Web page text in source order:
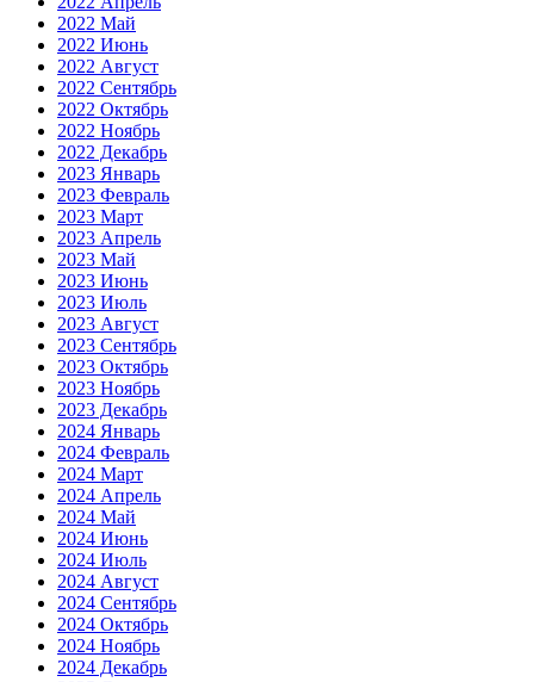
2022 Май
2022 Июнь
2022 Август
2022 Сентябрь
2022 Октябрь
2022 Ноябрь
2022 Декабрь
2023 Январь
2023 Февраль
2023 Март
2023 Апрель
2023 Май
2023 Июнь
2023 Июль
2023 Август
2023 Сентябрь
2023 Октябрь
2023 Ноябрь
2023 Декабрь
2024 Январь
2024 Февраль
2024 Март
2024 Апрель
2024 Май
2024 Июнь
2024 Июль
2024 Август
2024 Сентябрь
2024 Октябрь
2024 Ноябрь
2024 Декабрь